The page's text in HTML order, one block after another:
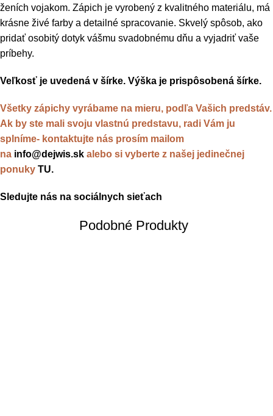
ženích vojakom. Zápich je vyrobený z kvalitného materiálu, má
krásne živé farby a detailné spracovanie. Skvelý spôsob, ako
pridať osobitý dotyk vášmu svadobnému dňu a vyjadriť vaše
príbehy.
Veľkosť je uvedená v šírke. Výška je prispôsobená šírke.
Všetky zápichy vyrábame na mieru, podľa Vašich predstáv.
Ak by ste mali svoju vlastnú predstavu, radi Vám ju
splníme- kontaktujte nás prosím mailom
na info@dejwis.sk alebo si vyberte z našej jedinečnej
ponuky TU.
Sledujte nás na sociálnych sieťach
Podobné Produkty